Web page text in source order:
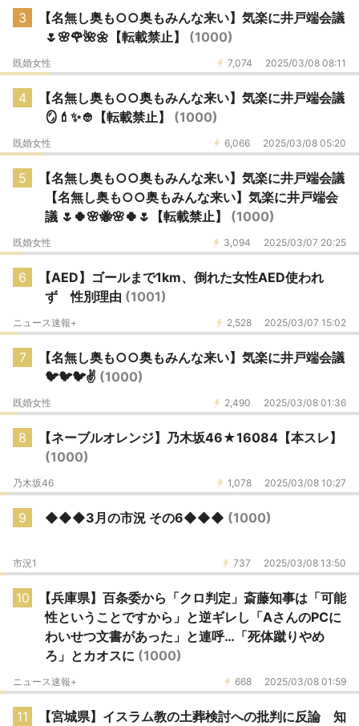
3
【名無し奥も○○奥もみんな来い】気楽に井戸端会議
🌷🌸🌹🌺🌼【転載禁止】 (1000)
7,074 2025/03/08 08:11
既婚女性
4
【名無し奥も○○奥もみんな来い】気楽に井戸端会議
🪞💄✨️👲【転載禁止】 (1000)
6,066 2025/03/08 05:20
既婚女性
5
【名無し奥も○○奥もみんな来い】気楽に井戸端会議
【名無し奥も○○奥もみんな来い】気楽に井戸端会
議 🌷🍀🌸🐝🌸🍀🌷【転載禁止】 (1000)
3,094 2025/03/07 20:25
既婚女性
6
【AED】ゴールまで1km、倒れた女性AED使われ
ず 性別理由 (1001)
2,528 2025/03/07 15:02
ニュース速報+
7
【名無し奥も○○奥もみんな来い】気楽に井戸端会議
🐦🐦🐦✌️ (1000)
2,490 2025/03/08 01:36
既婚女性
8
【ネーブルオレンジ】乃木坂46★16084【本スレ】
(1000)
1,078 2025/03/08 10:27
乃木坂46
9 ◆◆◆3月の市況 その6◆◆◆ (1000)
737 2025/03/08 13:50
市況1
10
【兵庫県】百条委から「クロ判定」斎藤知事は「可能
性ということですから」と逆ギレし「AさんのPCに
わいせつ文書があった」と連呼…「死体蹴りやめ
ろ」とカオスに (1000)
668 2025/03/08 01:59
ニュース速報+
11
【宮城県】イスラム教の土葬検討への批判に反論 知